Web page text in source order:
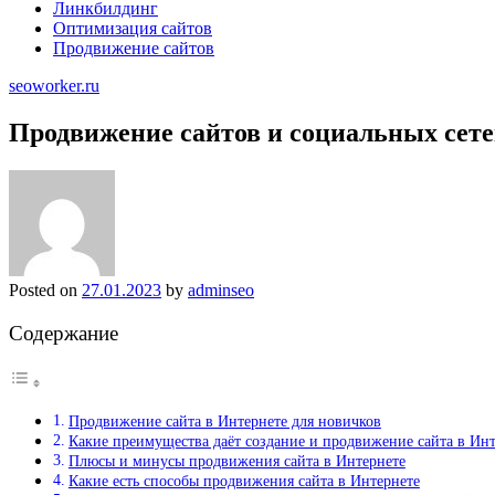
Линкбилдинг
Оптимизация сайтов
Продвижение сайтов
seoworker.ru
Продвижение сайтов и социальных
Posted on 27.01.2023 by adminseo
Содержание
Продвижение сайта в Интернете для новичков
Какие преимущества даёт создание и продвижение сайта в
Плюсы и минусы продвижения сайта в Интернете
Какие есть способы продвижения сайта в Интернете